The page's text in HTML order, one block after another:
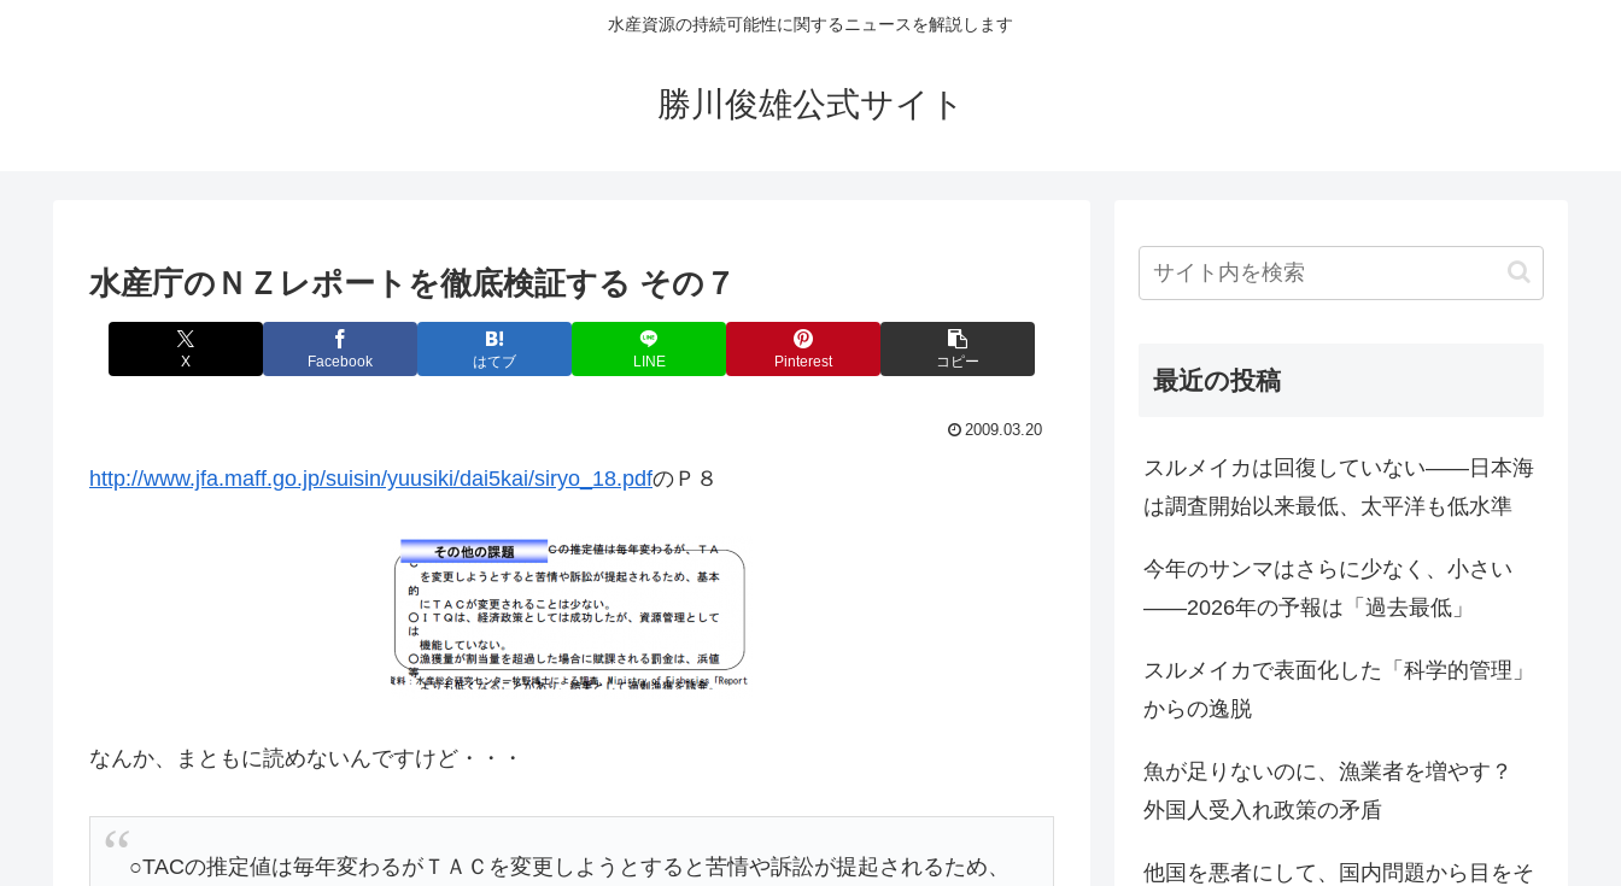
水産資源の持続可能性に関するニュースを解説します
勝川俊雄公式サイト
水産庁のＮＺレポートを徹底検証する その７
X Facebook はてブ LINE Pinterest コピー
2009.03.20
http://www.jfa.maff.go.jp/suisin/yuusiki/dai5kai/siryo_18.pdfのＰ８
なんか、まともに読めないんですけど・・・
○TACの推定値は毎年変わるがＴＡＣを変更しようとすると苦情や訴訟が提起されるため、
最近の投稿
スルメイカは回復していない――日本海
は調査開始以来最低、太平洋も低水準
今年のサンマはさらに少なく、小さい
――2026年の予報は「過去最低」
スルメイカで表面化した「科学的管理」
からの逸脱
魚が足りないのに、漁業者を増やす？
外国人受入れ政策の矛盾
他国を悪者にして、国内問題から目をそ